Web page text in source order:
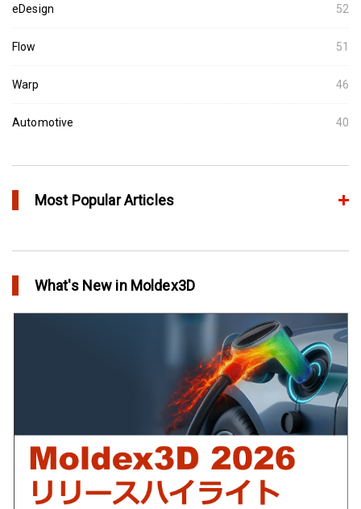
eDesign 52
Flow 51
Warp 46
Automotive 40
Most Popular Articles
欧州最大手の自動車部品パーツメーカーFaurecia社の製品設計最
適化プロジェクト－Moldex3Dにより実現
YUDO、ホットランナーシステム成形開発のデザイン検証および
最適化にMoldex3Dの統合を実現
What's New in Moldex3D